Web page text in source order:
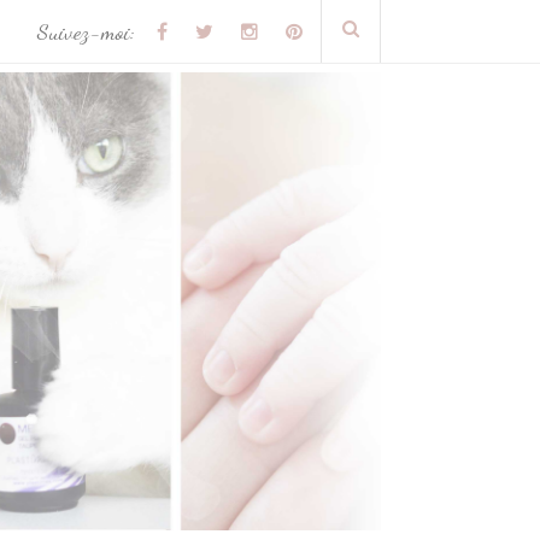
Suivez-moi: